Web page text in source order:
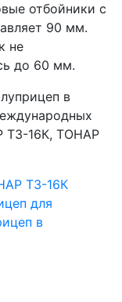
отбойники с
90 мм.
не
до 60 мм.
T3-16К
для
в